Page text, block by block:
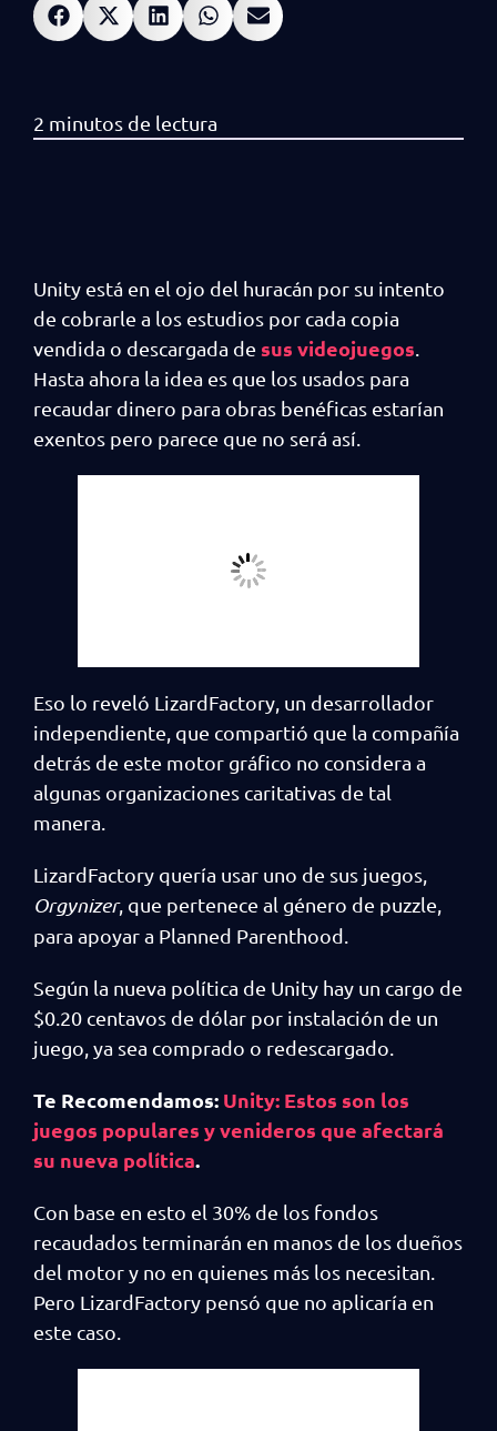
Unity está en el ojo del huracán por su intento
de cobrarle a los estudios por cada copia
vendida o descargada de sus videojuegos
Hasta ahora la idea es que los usados para
recaudar dinero para obras benéficas estarían
exentos pero parece que no será así.
Eso lo reveló LizardFactory, un desarrollador
independiente, que compartió que la compañía
detrás de este motor gráfico no considera a
algunas organizaciones caritativas de tal
manera.
LizardFactory quería usar uno de sus juegos,
Orgynizer, que pertenece al género de puzzle,
para apoyar a Planned Parenthood.
Según la nueva política de Unity hay un cargo de
$0.20 centavos de dólar por instalación de un
juego, ya sea comprado o redescargado.
Te Recomendamos: Unity: Estos son los
juegos populares y venideros que afectará
su nueva política.
Con base en esto el 30% de los fondos
recaudados terminarán en manos de los dueños
del motor y no en quienes más los necesitan.
Pero LizardFactory pensó que no aplicaría en
este caso.